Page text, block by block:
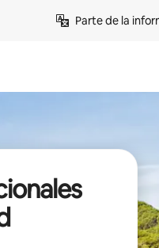
Parte de la